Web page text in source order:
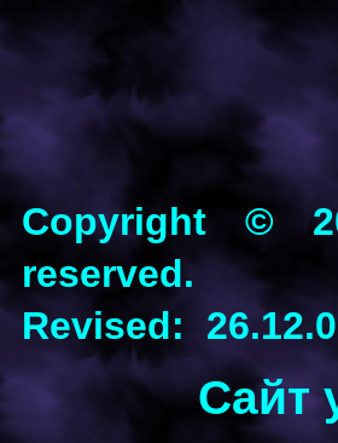
Copyright ©
reserved.
Revised:
Сайт